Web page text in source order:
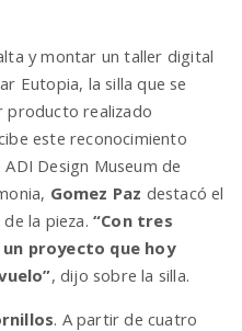
y montar un taller digital
Eutopia, la silla que se
producto realizado
este reconocimiento
Design Museum de
Gomez Paz destacó el
la pieza. “Con tres
proyecto que hoy
, dijo sobre la silla.
. A partir de cuatro